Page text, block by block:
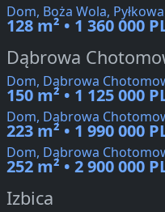
Dom, Boża Wola, Pyłkowa
128 m² • 1 360 000
Dąbrowa
Dom, Dąbrowa
150 m² • 1 125 000
Dom, Dąbrowa
223 m² • 1 990 000
Dom, Dąbrowa
252 m² • 2 900 000
Izbica